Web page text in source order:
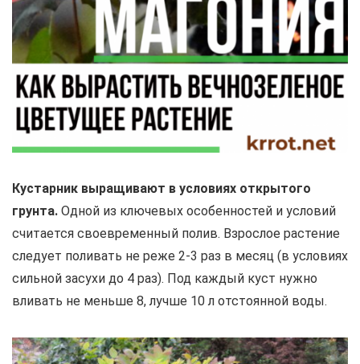
Кустарник выращивают в условиях открытого
грунта. Одной из ключевых особенностей и условий
считается своевременный полив. Взрослое растение
следует поливать не реже 2-3 раз в месяц (в условиях
сильной засухи до 4 раз). Под каждый куст нужно
вливать не меньше 8, лучше 10 л отстоянной воды.